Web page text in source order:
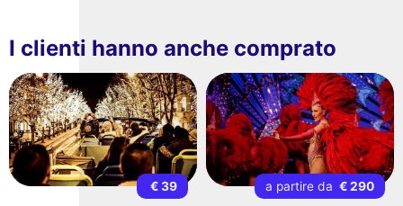
I clienti hanno anche comprato
€ 39 a partire da € 290